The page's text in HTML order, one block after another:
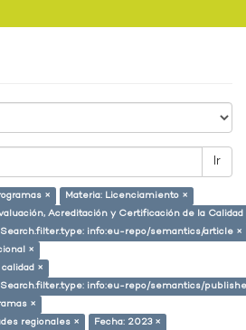
Ir
×
Materia: Licenciamiento ×
Acreditación y Certificación de la
info:eu-repo/semantics/article ×
×
×
info:eu-repo/semantics/
×
regionales ×
Fecha: 2023 ×